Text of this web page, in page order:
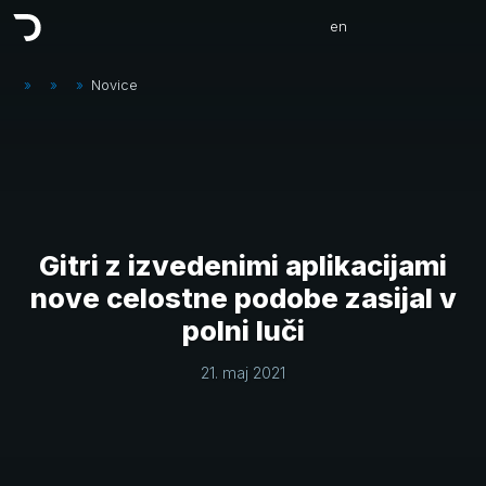
en
» » » Novice
Gitri z izvedenimi aplikacijami
nove celostne podobe zasijal v
polni luči
21. maj 2021